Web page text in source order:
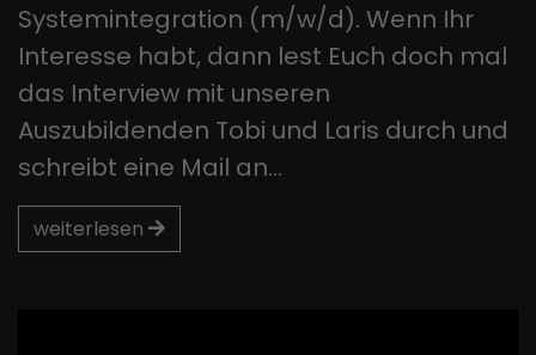
Systemintegration (m/w/d). Wenn Ihr
Interesse habt, dann lest Euch doch mal
das Interview mit unseren
Auszubildenden Tobi und Laris durch und
schreibt eine Mail an…
weiterlesen